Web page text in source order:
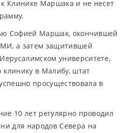
Клинике Маршака и не несет
Софией Маршак, окончившей
а затем защитившей
университете,
в Малибу, штат
просуществовала в
10 лет регулярно проводил
для народов Севера на